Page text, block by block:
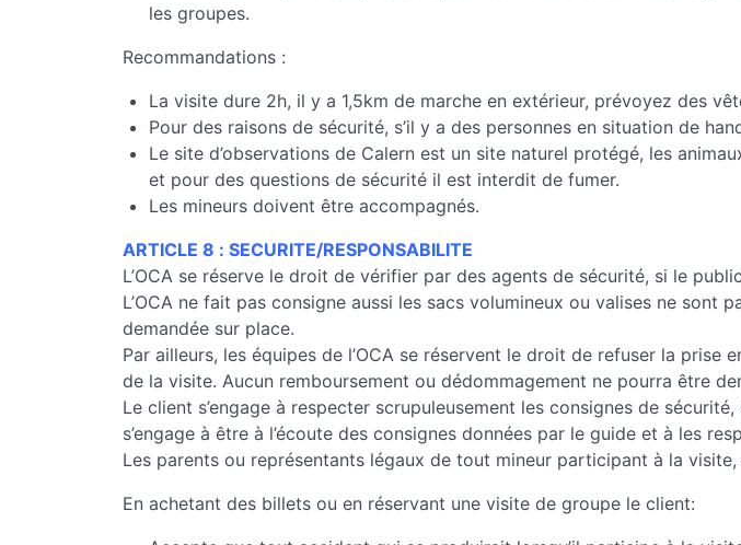
les groupes.
Recommandations :
La visite dure 2h, il y a 1,5km de marche en extérieur, prévoyez des
Pour des raisons de sécurité, s’il y a des personnes en situation de
Le site d’observations de Calern est un site naturel protégé, les
et pour des questions de sécurité il est interdit de fumer.
Les mineurs doivent être accompagnés.
ARTICLE 8 : SECURITE/RESPONSABILITE
L’OCA se réserve le droit de vérifier par des agents de sécurité, si le
L’OCA ne fait pas consigne aussi les sacs volumineux ou valises ne sont
demandée sur place.
Par ailleurs, les équipes de l’OCA se réservent le droit de refuser la
de la visite. Aucun remboursement ou dédommagement ne pourra être
Le client s’engage à respecter scrupuleusement les consignes de
s’engage à être à l’écoute des consignes données par le guide et à les
Les parents ou représentants légaux de tout mineur participant à la
En achetant des billets ou en réservant une visite de groupe le client: